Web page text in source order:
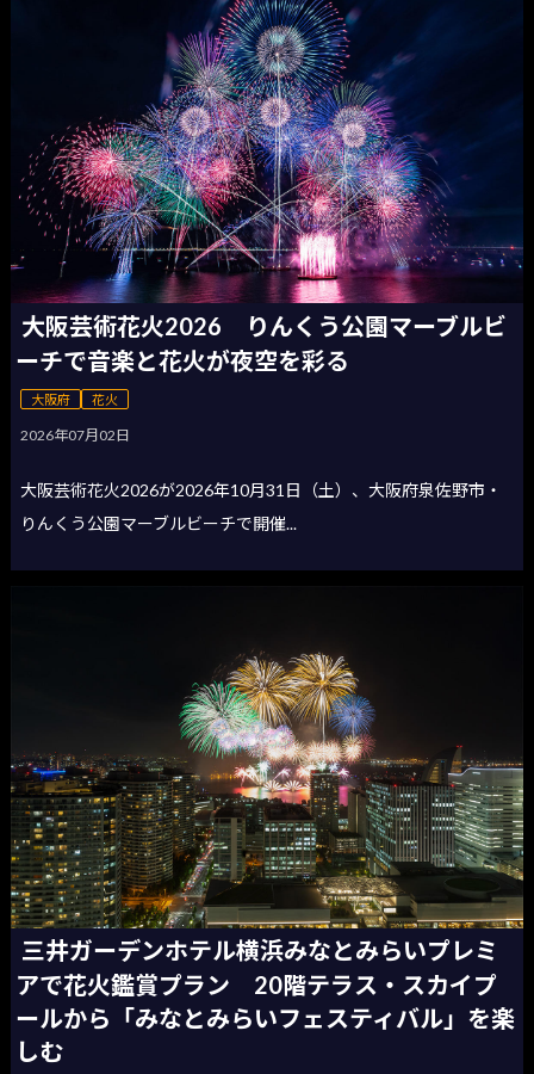
大阪芸術花火2026 りんくう公園マーブルビ
ーチで音楽と花火が夜空を彩る
大阪府 花火
2026年07月02日
大阪芸術花火2026が2026年10月31日（土）、大阪府泉佐野市・
りんくう公園マーブルビーチで開催...
三井ガーデンホテル横浜みなとみらいプレミ
アで花火鑑賞プラン 20階テラス・スカイプ
ールから「みなとみらいフェスティバル」を楽
しむ